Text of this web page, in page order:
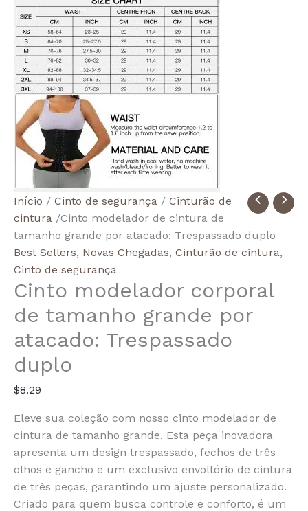
Início / Cinto de segurança / Cinturão de
cintura /Cinto modelador de cintura de
tamanho grande por atacado: Trespassado duplo
Best Sellers, Novas Chegadas, Cinturão de cintura,
Cinto de segurança
Cinto modelador corporal
de tamanho grande por
atacado: Trespassado
duplo
$8.29
Eleve sua coleção com nosso cinto modelador de
cintura de tamanho grande. Esta peça inovadora
apresenta um design trespassado, fechos de três
olhos e gancho e um exclusivo envoltório de cintura
de três peças, garantindo um ajuste personalizado.
Criado para quem busca controle e conforto, é um
Quantidade
de
Wholesale
Large
Size
Waist
Body
Shaping
Belt:
Double
Breasted